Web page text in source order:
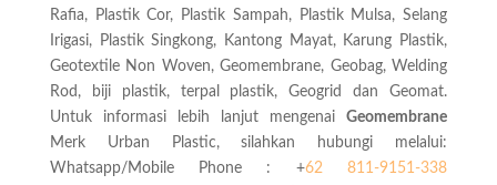
Rafia, Plastik Cor, Plastik Sampah, Plastik Mulsa, Selang
Irigasi, Plastik Singkong, Kantong Mayat, Karung Plastik,
Geotextile Non Woven, Geomembrane, Geobag, Welding
Rod, biji plastik, terpal plastik, Geogrid dan Geomat.
Untuk informasi lebih lanjut mengenaiGeomembrane
Merk Urban Plastic, silahkan hubungi melalui:
Whatsapp/Mobile Phone : +62 811-9151-338